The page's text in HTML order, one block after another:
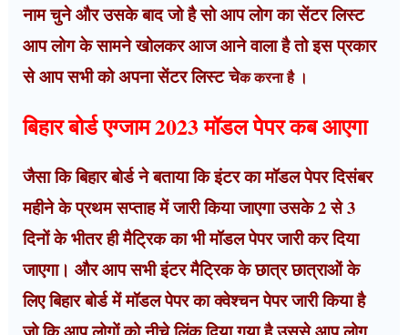
नाम चुने और उसके बाद जो है सो आप लोग का सेंटर लिस्ट
आप लोग के सामने खोलकर आज आने वाला है तो इस प्रकार
से आप सभी को अपना सेंटर लिस्ट चेक करना है ।
बिहार बोर्ड एग्जाम 2023 मॉडल पेपर कब आएगा
जैसा कि बिहार बोर्ड ने बताया कि इंटर का मॉडल पेपर दिसंबर
महीने के प्रथम सप्ताह में जारी किया जाएगा उसके 2 से 3
दिनों के भीतर ही मैट्रिक का भी मॉडल पेपर जारी कर दिया
जाएगा। और आप सभी इंटर मैट्रिक के छात्र छात्राओं के
लिए बिहार बोर्ड में मॉडल पेपर का क्वेश्चन पेपर जारी किया है